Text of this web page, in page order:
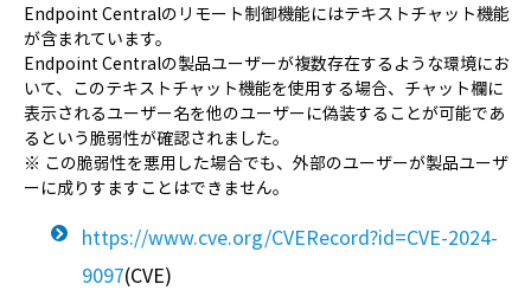
Endpoint Centralのリモート制御機能にはテキストチャット機能
が含まれています。
Endpoint Centralの製品ユーザーが複数存在するような環境にお
いて、このテキストチャット機能を使用する場合、チャット欄に
表示されるユーザー名を他のユーザーに偽装することが可能であ
るという脆弱性が確認されました。
※ この脆弱性を悪用した場合でも、外部のユーザーが製品ユーザ
ーに成りすますことはできません。
https://www.cve.org/CVERecord?id=CVE-2024-
9097(CVE)